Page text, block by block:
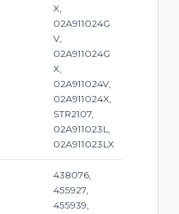
X,
02A911024G
V,
02A911024G
X,
02A911024V,
02A911024X,
STR2107,
02A911023L,
02A911023LX
438076,
455927,
455939,